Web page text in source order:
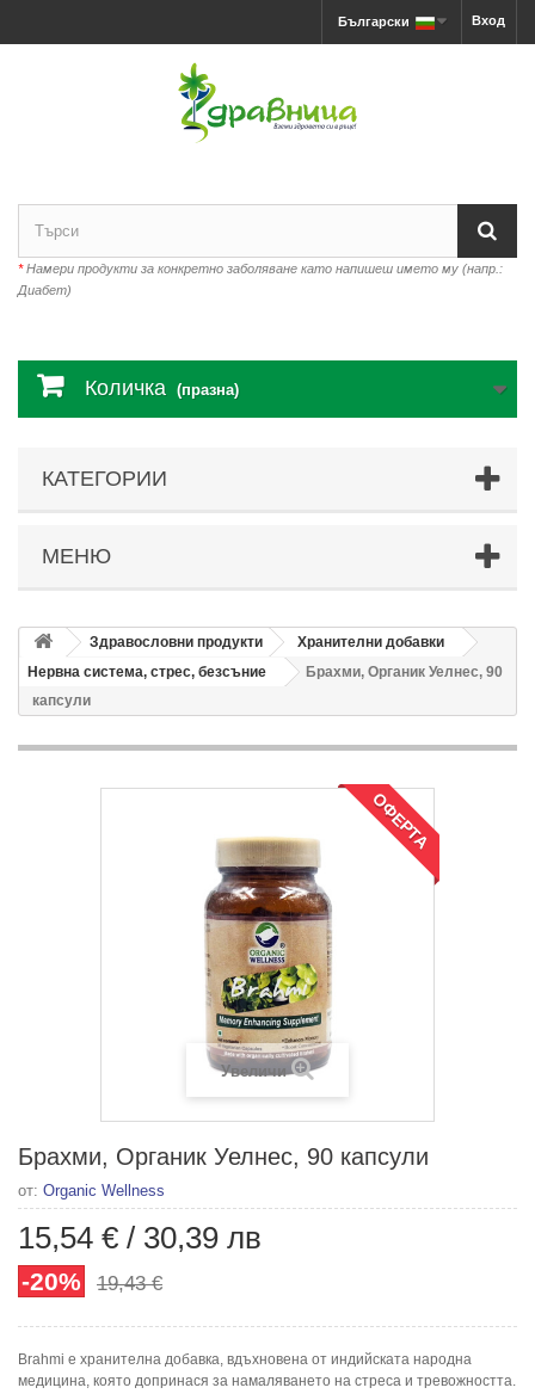
Вход
Български
*Намери продукти за конкретно заболяване като напишеш името му (напр.:
Диабет)
Количка (празна)
КАТЕГОРИИ
МЕНЮ
Здравословни продукти
Хранителни добавки
Нервна система, стрес, безсъние
Брахми, Органик Уелнес, 90
капсули
ОФЕРТА
Увеличи
Брахми, Органик Уелнес, 90 капсули
от: Organic Wellness
15,54 € / 30,39 лв
-20% 19,43 €
Brahmi е хранителна добавка, вдъхновена от индийската народна
медицина, която допринася за намаляването на стреса и тревожността.